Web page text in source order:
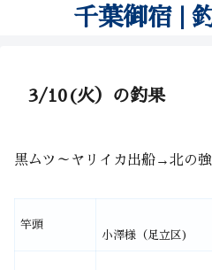
千葉御宿 |
3/10(火）の釣果
黒ムツ～ヤリイカ出船→北の
竿頭
小澤様（足立区)